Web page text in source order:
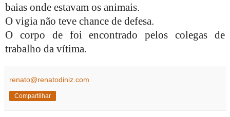
baias onde estavam os animais.
O vigia não teve chance de defesa.
O corpo de foi encontrado pelos colegas de
trabalho da vítima.
renato@renatodiniz.com
Compartilhar